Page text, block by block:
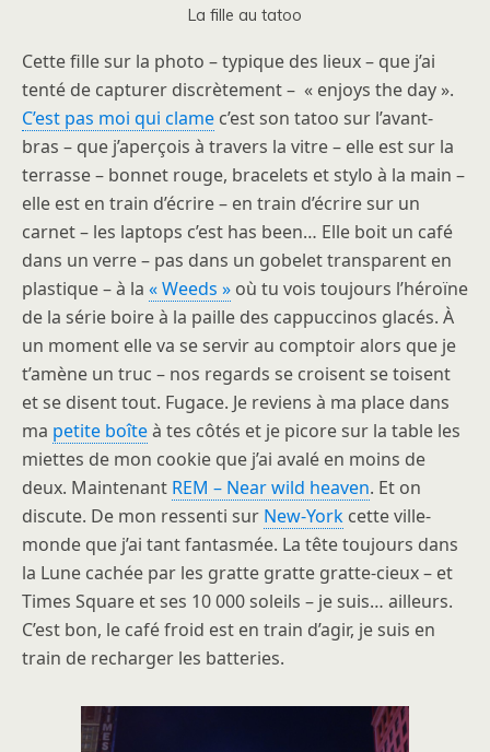
La fille au tatoo
Cette fille sur la photo – typique des lieux – que j’ai
tenté de capturer discrètement – « enjoys the day ».
C’est pas moi qui clame c’est son tatoo sur l’avant-
bras – que j’aperçois à travers la vitre – elle est sur la
terrasse – bonnet rouge, bracelets et stylo à la main –
elle est en train d’écrire – en train d’écrire sur un
carnet – les laptops c’est has been… Elle boit un café
dans un verre – pas dans un gobelet transparent en
plastique – à la « Weeds » où tu vois toujours l’héroïne
de la série boire à la paille des cappuccinos glacés. À
un moment elle va se servir au comptoir alors que je
t’amène un truc – nos regards se croisent se toisent
et se disent tout. Fugace. Je reviens à ma place dans
ma petite boîteà tes côtés et je picore sur la table les
miettes de mon cookie que j’ai avalé en moins de
deux. Maintenant REM – Near wild heaven. Et on
discute. De mon ressenti sur New-York cette ville-
monde que j’ai tant fantasmée. La tête toujours dans
la Lune cachée par les gratte gratte gratte-cieux – et
Times Square et ses 10 000 soleils – je suis… ailleurs.
C’est bon, le café froid est en train d’agir, je suis en
train de recharger les batteries.